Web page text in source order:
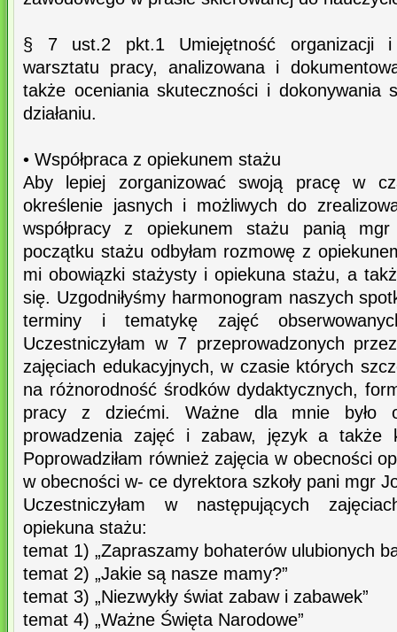
§ 7 ust.2 pkt.1 Umiejętność organizacji i
warsztatu pracy, analizowana i
także oceniania skuteczności i dokonywania
działaniu.
• Współpraca z opiekunem stażu
Aby lepiej zorganizować swoją pracę w
określenie jasnych i możliwych do
współpracy z opiekunem stażu panią
początku stażu odbyłam rozmowę z
mi obowiązki stażysty i opiekuna stażu, a
się. Uzgodniłyśmy harmonogram naszych
terminy i tematykę zajęć
Uczestniczyłam w 7 przeprowadzonych
zajęciach edukacyjnych, w czasie których
na różnorodność środków dydaktycznych,
pracy z dziećmi. Ważne dla mnie było
prowadzenia zajęć i zabaw, język a także
Poprowadziłam również zajęcia w obecności
w obecności w- ce dyrektora szkoły pani mgr
Uczestniczyłam w następujących
opiekuna stażu:
temat 1) „Zapraszamy bohaterów ulubionych
temat 2) „Jakie są nasze mamy?”
temat 3) „Niezwykły świat zabaw i zabawek”
temat 4) „Ważne Święta Narodowe”